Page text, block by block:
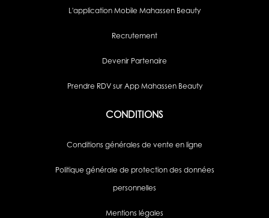
L'application Mobile Mahassen Beauty
Recrutement
Devenir Partenaire
Prendre RDV sur App Mahassen Beauty
CONDITIONS
Conditions générales de vente en ligne
Politique générale de protection des données
personnelles
Mentions légales